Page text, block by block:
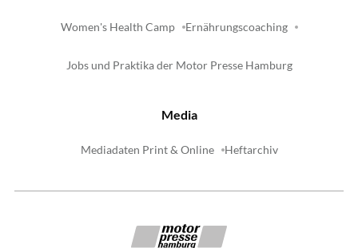
Women's Health Camp Ernährungscoaching
Jobs und Praktika der Motor Presse Hamburg
Media
Mediadaten Print & Online Heftarchiv